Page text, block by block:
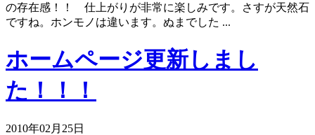
の存在感！！ 仕上がりが非常に楽しみです。さすが天然石
ですね。ホンモノは違います。ぬまでした ...
ホームページ更新しまし
た！！！
2010年02月25日